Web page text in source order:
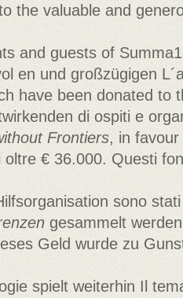
the valuable and
and guests of
en und großzügigen
have been donated to
di ospiti e
Frontiers, in
€ 36.000. Questi
sono
gesammelt
Geld wurde zu
spielt weiterhin Il